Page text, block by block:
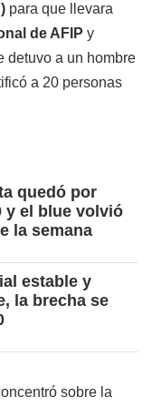
para que llevara
de AFIP y
detuvo a un hombre
a 20 personas
quedó por
y el blue volvió
la semana
estable y
la brecha se
sobre la